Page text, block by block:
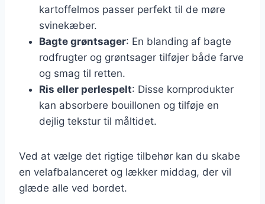
kartoffelmos passer perfekt til de møre
svinekæber.
Bagte grøntsager: En blanding af bagte
rodfrugter og grøntsager tilføjer både farve
og smag til retten.
Ris eller perlespelt: Disse kornprodukter
kan absorbere bouillonen og tilføje en
dejlig tekstur til måltidet.
Ved at vælge det rigtige tilbehør kan du skabe
en velafbalanceret og lækker middag, der vil
glæde alle ved bordet.